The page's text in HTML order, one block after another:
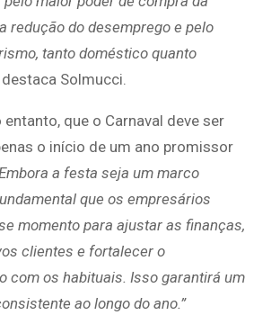
redução do desemprego e pelo
tanto doméstico quanto
destaca Solmucci.
entanto, que o Carnaval deve ser
o início de um ano promissor
a festa seja um marco
que os empresários
momento para ajustar as finanças,
clientes e fortalecer o
com os habituais. Isso garantirá um
ao longo do ano.”